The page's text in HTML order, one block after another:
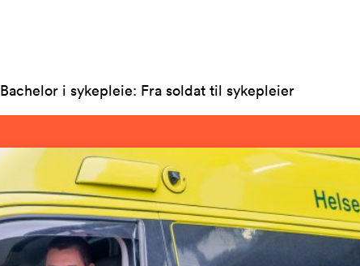
Bachelor i sykepleie: Fra soldat til sykepleier